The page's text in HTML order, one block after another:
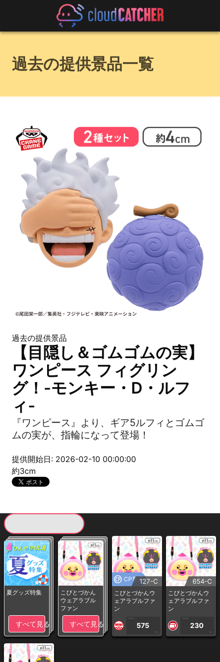
過去の提供景品一覧
過去の提供景品
【目隠し＆ゴムゴムの実】
ワンピース フィグリン
グ！-モンキー・D・ルフ
ィ-
『ワンピース』より、ギア5ルフィとゴムゴ
ムの実が、指輪になって登場！
提供開始日: 2026-02-10 00:00:00
約3cm
夏グッズ特集
すべて見る
こびとづかん
ウェアラブル
ファン
すべて見る
CP専用127-C
こびとづかんウ
ェアラブルファ
ン
1PLAY
575
CP
654-C
こびとづかんウ
ェアラブルファ
ン
1PLAY
230
CP